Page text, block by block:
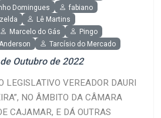
Domingues
fabiano
Izelda
Lê Martins
Marcelo do Gás
Pingo
Tarcísio do Mercado
Outubro de 2022
LEGISLATIVO VEREADOR DAURI
NO ÂMBITO DA CÂMARA
CAJAMAR, E DÁ OUTRAS